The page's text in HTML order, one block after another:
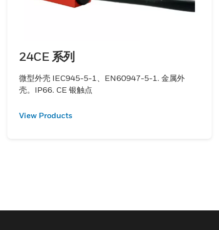
24CE 系列
微型外壳 IEC945-5-1、EN60947-5-1. 金属外
壳。IP66. CE 银触点
View Products